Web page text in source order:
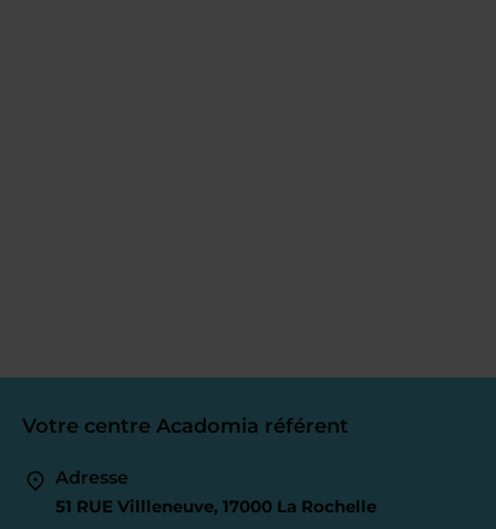
Votre centre Acadomia référent
Adresse
51 RUE Villleneuve, 17000 La Rochelle